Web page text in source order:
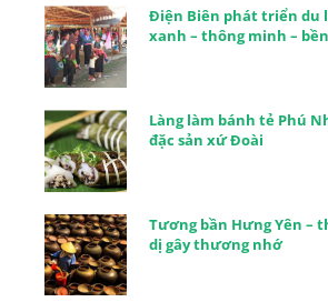
Điện Biên phát triển du
xanh – thông minh –
Làng làm bánh tẻ Phú
đặc sản xứ Đoài
Tương bần Hưng Yên –
dị gây thương nhớ